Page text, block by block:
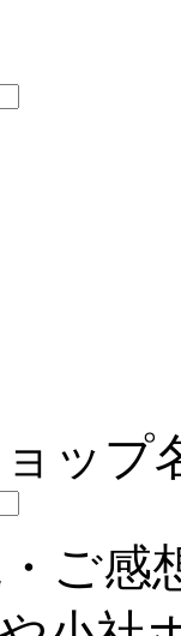
ップ
ご感